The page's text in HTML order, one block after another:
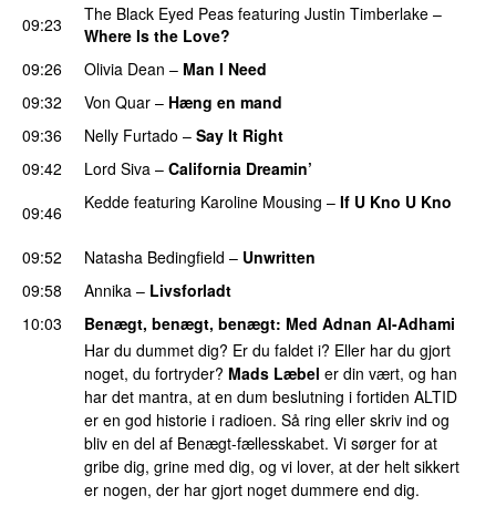
09:23
The Black Eyed Peas featuring Justin Timberlake –
Where Is the Love?
09:26 Olivia Dean – Man I Need
09:32 Von Quar – Hæng en mand
09:36
Nelly Furtado – Say It Right
09:42
Lord Siva – California Dreamin’
09:46 Kedde featuring Karoline Mousing – If U Kno U Kno
09:52 Natasha Bedingfield – Unwritten
09:58
Annika – Livsforladt
10:03
Benægt, benægt, benægt: Med Adnan Al-Adhami
Har du dummet dig? Er du faldet i? Eller har du gjort
noget, du fortryder? Mads Læbel er din vært, og han
har det mantra, at en dum beslutning i fortiden ALTID
er en god historie i radioen. Så ring eller skriv ind og
bliv en del af Benægt-fællesskabet. Vi sørger for at
gribe dig, grine med dig, og vi lover, at der helt sikkert
er nogen, der har gjort noget dummere end dig.